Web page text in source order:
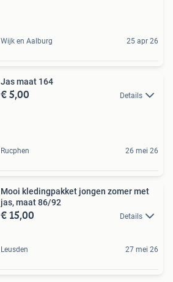
Wijk en Aalburg 25 apr 26
Jas maat 164
€ 5,00 Details
Rucphen 26 mei 26
Mooi kledingpakket jongen zomer met
jas, maat 86/92
€ 15,00 Details
Leusden 27 mei 26